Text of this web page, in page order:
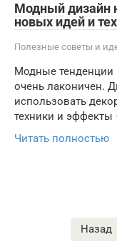
Модный дизайн
новых идей и
Полезные советы и
Модные тенденции
очень лаконичен.
использовать
техники и эффекты
Читать полностью
Назад